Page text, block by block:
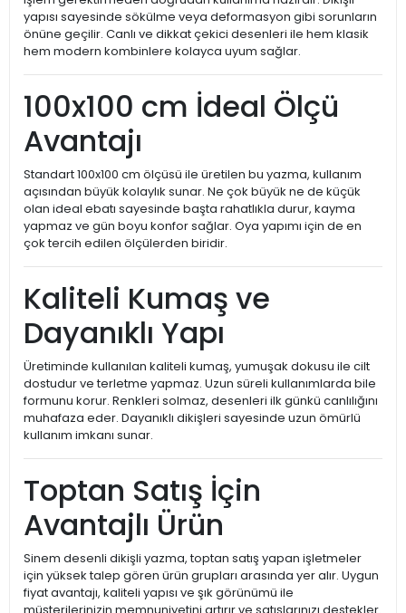
yapısı sayesinde sökülme veya deformasyon gibi sorunların
önüne geçilir. Canlı ve dikkat çekici desenleri ile hem klasik
hem modern kombinlere kolayca uyum sağlar.
100x100 cm İdeal Ölçü
Avantajı
Standart 100x100 cm ölçüsü ile üretilen bu yazma, kullanım
açısından büyük kolaylık sunar. Ne çok büyük ne de küçük
olan ideal ebatı sayesinde başta rahatlıkla durur, kayma
yapmaz ve gün boyu konfor sağlar. Oya yapımı için de en
çok tercih edilen ölçülerden biridir.
Kaliteli Kumaş ve
Dayanıklı Yapı
Üretiminde kullanılan kaliteli kumaş, yumuşak dokusu ile cilt
dostudur ve terletme yapmaz. Uzun süreli kullanımlarda bile
formunu korur. Renkleri solmaz, desenleri ilk günkü canlılığını
muhafaza eder. Dayanıklı dikişleri sayesinde uzun ömürlü
kullanım imkanı sunar.
Toptan Satış İçin
Avantajlı Ürün
Sinem desenli dikişli yazma, toptan satış yapan işletmeler
için yüksek talep gören ürün grupları arasında yer alır. Uygun
fiyat avantajı, kaliteli yapısı ve şık görünümü ile